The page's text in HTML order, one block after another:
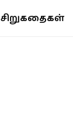
சிறுகதைகள்